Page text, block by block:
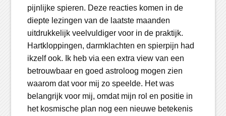
pijnlijke spieren. Deze reacties komen in de
diepte lezingen van de laatste maanden
uitdrukkelijk veelvuldiger voor in de praktijk.
Hartkloppingen, darmklachten en spierpijn had
ikzelf ook. Ik heb via een extra view van een
betrouwbaar en goed astroloog mogen zien
waarom dat voor mij zo speelde. Het was
belangrijk voor mij, omdat mijn rol en positie in
het kosmische plan nog een nieuwe betekenis